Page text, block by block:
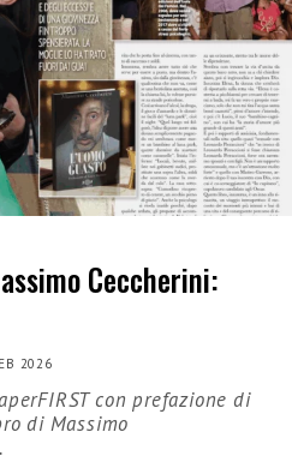
Ceccherini:
2026
con prefazione di
di Massimo